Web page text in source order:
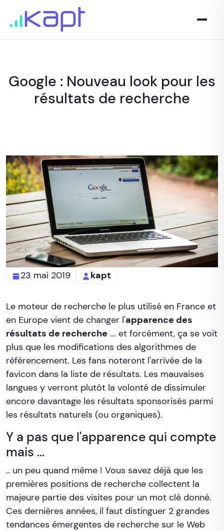
Google : Nouveau look pour les
résultats de recherche
23 mai 2019 kapt
Le moteur de recherche le plus utilisé en France et
en Europe vient de changer l'apparence des
résultats de recherche ... et forcément, ça se voit
plus que les modifications des algorithmes de
référencement. Les fans noteront l'arrivée de la
favicon dans la liste de résultats. Les mauvaises
langues y verront plutôt la volonté de dissimuler
encore davantage les résultats sponsorisés parmi
les résultats naturels (ou organiques).
Y a pas que l'apparence qui compte
mais ...
.. un peu quand même ! Vous savez déjà que les
premières positions de recherche collectent la
majeure partie des visites pour un mot clé donné.
Ces dernières années, il faut distinguer 2 grandes
tendances émergentes de recherche sur le Web